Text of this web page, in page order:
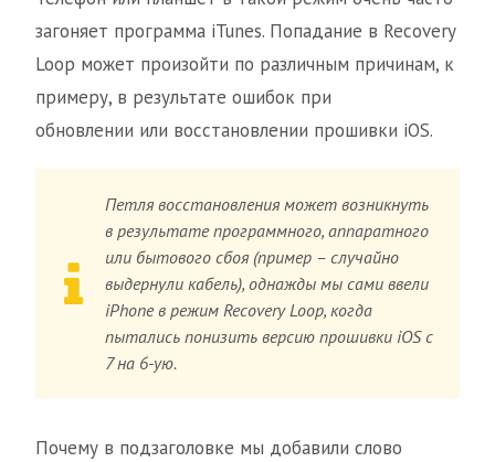
загоняет программа iTunes. Попадание в Recovery
Loop может произойти по различным причинам, к
примеру, в результате ошибок при
обновлении или восстановлении прошивки iOS.
Петля восстановления может возникнуть
в результате программного, аппаратного
или бытового сбоя (пример – случайно
выдернули кабель), однажды мы сами ввели
iPhone в режим Recovery Loop, когда
пытались понизить версию прошивки iOS с
7 на 6-ую.
Почему в подзаголовке мы добавили слово